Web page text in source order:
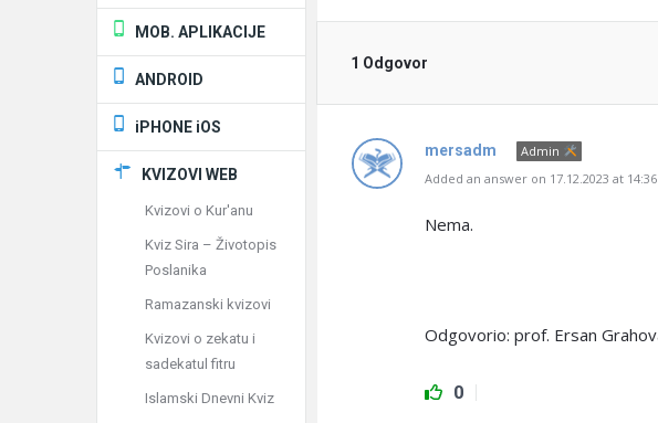
1 Odgovor
mersadm
Admin
Added an answer on 17.12.2023 at 14:36
Nema.
Odgovorio: prof. Ersan
0
MOB. APLIKACIJE
ANDROID
iPHONE iOS
KVIZOVI WEB
Kvizovi o Kur'anu
Kviz Sira – Životopis
Poslanika
Ramazanski kvizovi
Kvizovi o zekatu i
sadekatul fitru
Islamski Dnevni Kviz